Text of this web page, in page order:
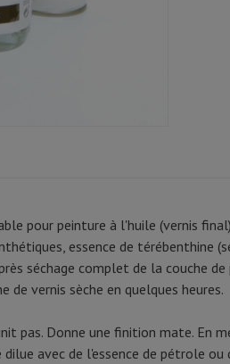
pour peinture à l'huile (vernis
essence de térébenthine
séchage complet de la couche
de vernis sèche en quelques heures.
pas. Donne une finition mate. En
avec de l'essence de pétrole